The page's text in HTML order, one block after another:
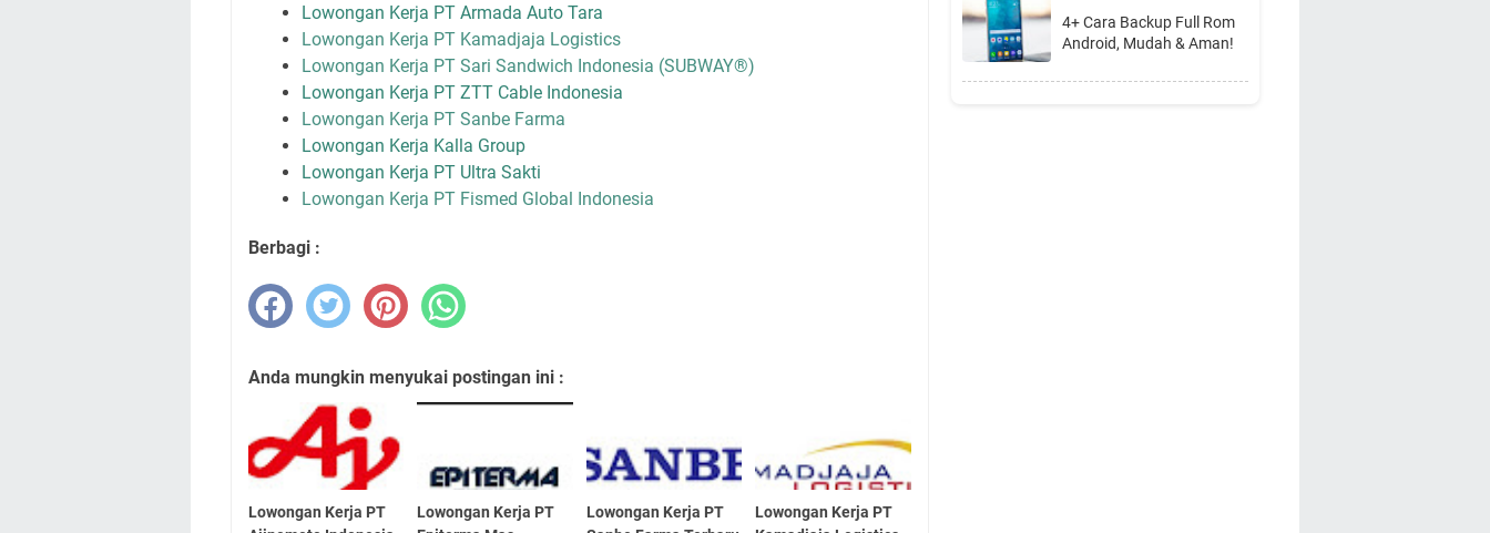
Lowongan Kerja PT Armada Auto Tara
Lowongan Kerja PT Kamadjaja Logistics
Lowongan Kerja PT Sari Sandwich Indonesia (SUBWAY®)
Lowongan Kerja PT ZTT Cable Indonesia
Lowongan Kerja PT Sanbe Farma
Lowongan Kerja Kalla Group
Lowongan Kerja PT Ultra Sakti
Lowongan Kerja PT Fismed Global Indonesia
Berbagi :
Anda mungkin menyukai postingan ini :
Lowongan Kerja PT
Lowongan Kerja PT
Lowongan Kerja PT
Lowongan Kerja PT
4+ Cara Backup Full Rom
Android, Mudah & Aman!